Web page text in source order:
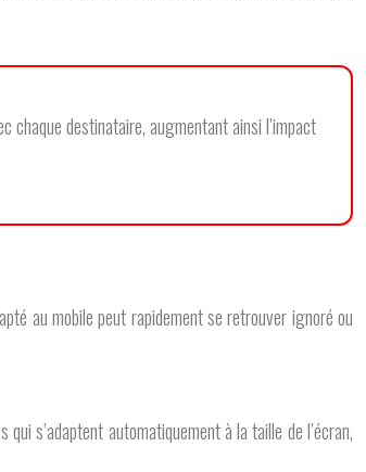
chaque destinataire, augmentant ainsi l’impact
au mobile peut rapidement se retrouver ignoré ou
s’adaptent automatiquement à la taille de l’écran,